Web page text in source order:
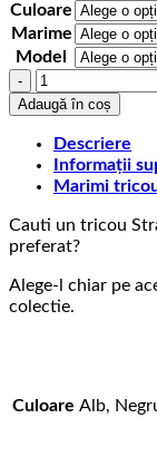
Culoare
Marime
Model
Cantitate
Tricou
Stranger
Things
Team
Steve
Adaugă în coș
Descriere
Informații
Marimi
Cauti un tricou
preferat?
Alege-l chiar pe
colectie.
Culoare Alb,